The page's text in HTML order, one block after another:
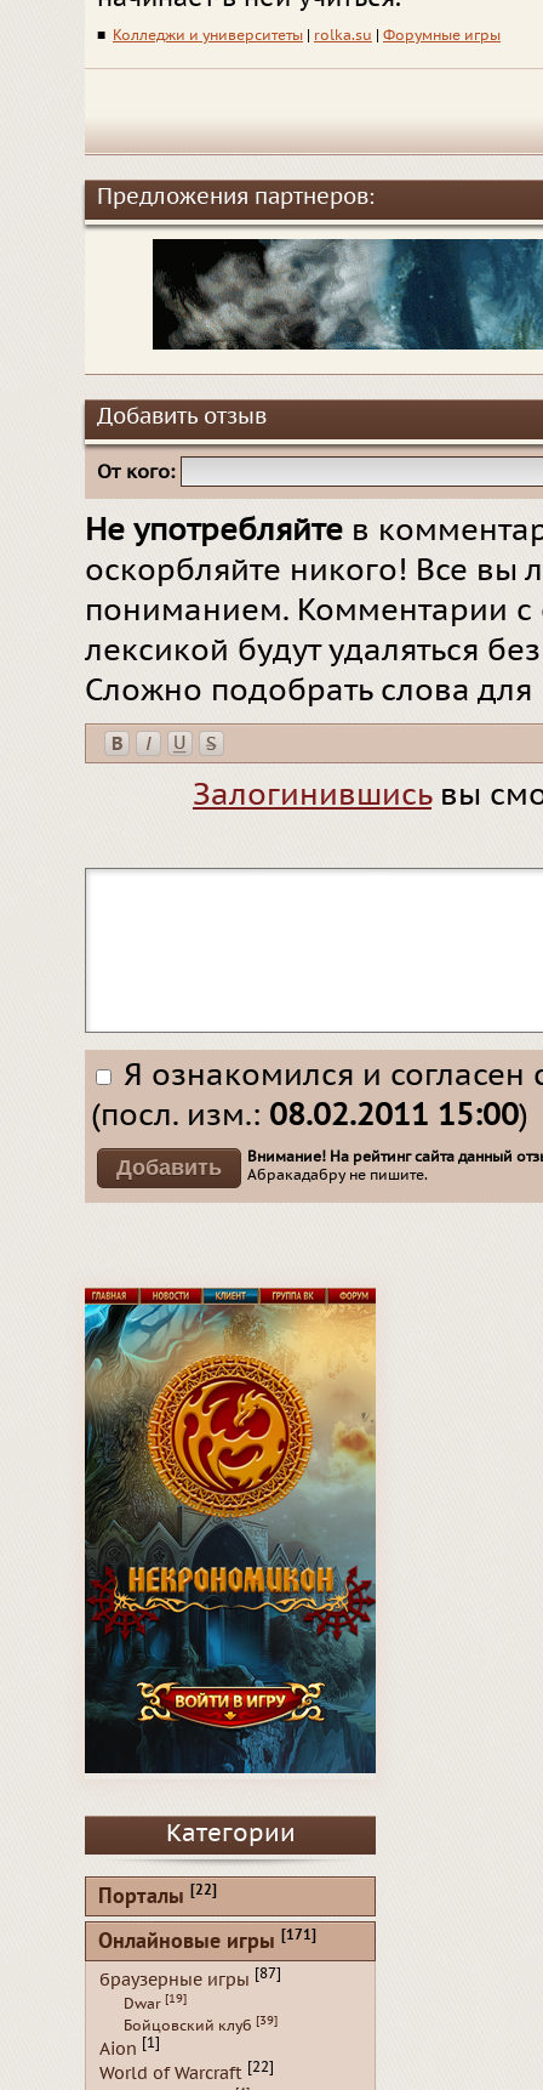
■ Колледжи и университеты rolka.su Форумные игры
Предложения партнеров:
Добавить отзыв
От кого:
Не употребляйте в
оскорбляйте никого! Все вы
пониманием. Комментарии
лексикой будут удаляться
Сложно подобрать слова
Залогинившисьвы
Я ознакомился и согласен
(посл. изм.: 08.02.2011 15:00)
Внимание! На рейтинг сайта данный
Абракадабру не пишите.
Категории
Порталы [22]
Онлайновые игры [171]
браузерные игры [87]
Dwar [19]
Бойцовский клуб [39]
Aion [1]
World of Warcraft [22]